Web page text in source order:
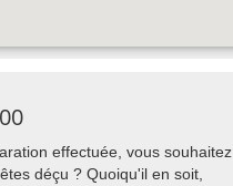
effectuée, vous souhaitez
déçu ? Quoiqu'il en soit,